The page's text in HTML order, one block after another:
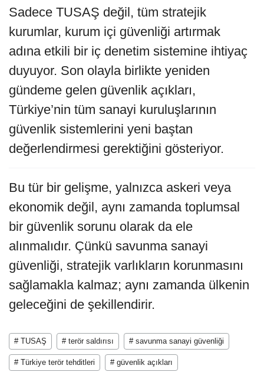
Sadece TUSAŞ değil, tüm stratejik
kurumlar, kurum içi güvenliği artırmak
adına etkili bir iç denetim sistemine ihtiyaç
duyuyor. Son olayla birlikte yeniden
gündeme gelen güvenlik açıkları,
Türkiye’nin tüm sanayi kuruluşlarının
güvenlik sistemlerini yeni baştan
değerlendirmesi gerektiğini gösteriyor.
Bu tür bir gelişme, yalnızca askeri veya
ekonomik değil, aynı zamanda toplumsal
bir güvenlik sorunu olarak da ele
alınmalıdır. Çünkü savunma sanayi
güvenliği, stratejik varlıkların korunmasını
sağlamakla kalmaz; aynı zamanda ülkenin
geleceğini de şekillendirir.
# TUSAŞ # terör saldırısı # savunma sanayi güvenliği
# Türkiye terör tehditleri # güvenlik açıkları